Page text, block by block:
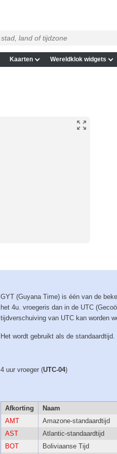
Kaarten Wereldklok widgets
GYT (Guyana Time) is één van de
het 4u. vroegeris dan in de UTC
tijdverschuiving van UTC kan worden
Het wordt gebruikt als de standaardtijd.
4 uur vroeger (UTC-04)
Afkorting
Naam
AMT
Amazone-standaardtijd
AST
Atlantic-standaardtijd
BOT
Boliviaanse Tijd